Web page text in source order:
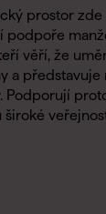
prostor
podpoře
věří, že
a představuje
Podporují